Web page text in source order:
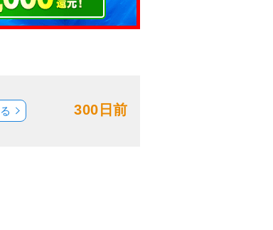
300日前